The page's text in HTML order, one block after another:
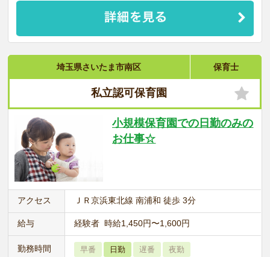
埼玉県さいたま市南区 保育士
私立認可保育園
小規模保育園での日勤のみの
お仕事☆
アクセス ＪＲ京浜東北線 南浦和 徒歩 3分
給与 経験者 時給1,450円〜1,600円
勤務時間 早番 日勤 遅番 夜勤